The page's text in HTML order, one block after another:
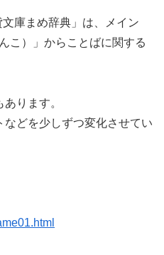
庫まめ辞典」は、メイン
こ）」からことばに関する
ります。
どを少しずつ変化させてい